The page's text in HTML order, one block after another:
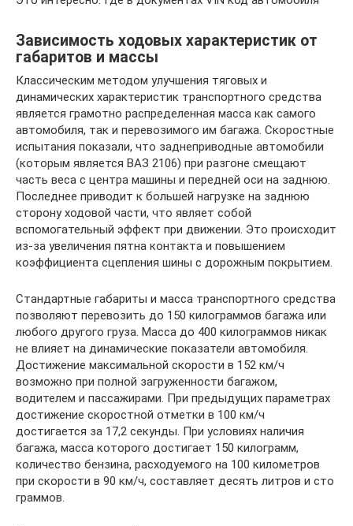
Зависимость ходовых характеристик от
габаритов и массы
Классическим методом улучшения тяговых и
динамических характеристик транспортного средства
является грамотно распределенная масса как самого
автомобиля, так и перевозимого им багажа. Скоростные
испытания показали, что заднеприводные автомобили
(которым является ВАЗ 2106) при разгоне смещают
часть веса с центра машины и передней оси на заднюю.
Последнее приводит к большей нагрузке на заднюю
сторону ходовой части, что являет собой
вспомогательный эффект при движении. Это происходит
из-за увеличения пятна контакта и повышением
коэффициента сцепления шины с дорожным покрытием.
Стандартные габариты и масса транспортного средства
позволяют перевозить до 150 килограммов багажа или
любого другого груза. Масса до 400 килограммов никак
не влияет на динамические показатели автомобиля.
Достижение максимальной скорости в 152 км/ч
возможно при полной загруженности багажом,
водителем и пассажирами. При предыдущих параметрах
достижение скоростной отметки в 100 км/ч
достигается за 17,2 секунды. При условиях наличия
багажа, масса которого достигает 150 килограмм,
количество бензина, расходуемого на 100 километров
при скорости в 90 км/ч, составляет десять литров и сто
граммов.